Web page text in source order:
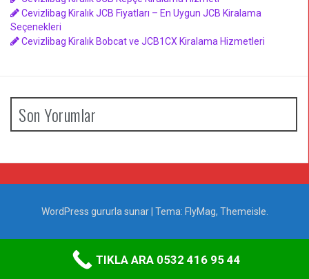
Cevizlibag Kiralık JCB Fiyatları – En Uygun JCB Kiralama
Seçenekleri
Cevizlibag Kiralık Bobcat ve JCB1CX Kiralama Hizmetleri
Son Yorumlar
WordPress gururla sunar Tema: FlyMag, Themeisle.
TIKLA ARA 0532 416 95 44